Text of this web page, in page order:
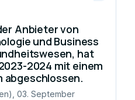
Anbieter von
und Business
hat
2024 mit einem
abgeschlossen.
03. September